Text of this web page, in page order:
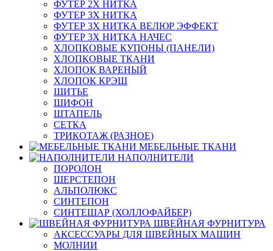
ФУТЕР 2Х НИТКА
ФУТЕР 3Х НИТКА
ФУТЕР 3Х НИТКА ВЕЛЮР ЭФФЕКТ
ФУТЕР 3Х НИТКА НАЧЕС
ХЛОПКОВЫЕ КУПОНЫ (ПАНЕЛИ)
ХЛОПКОВЫЕ ТКАНИ
ХЛОПОК ВАРЕНЫЙ
ХЛОПОК КРЭШ
ШИТЬЕ
ШИФОН
ШТАПЕЛЬ
СЕТКА
ТРИКОТАЖ (РАЗНОЕ)
МЕБЕЛЬНЫЕ ТКАНИ
НАПОЛНИТЕЛИ
ПОРОЛОН
ШЕРСТЕПОН
АЛЬПОЛЮКС
СИНТЕПОН
СИНТЕШАР (ХОЛЛОФАЙБЕР)
ШВЕЙНАЯ ФУРНИТУРА
АКСЕССУАРЫ ДЛЯ ШВЕЙНЫХ МАШИН
МОЛНИИ